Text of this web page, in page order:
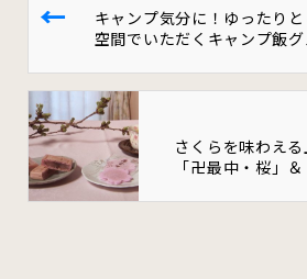
←
キャンプ気分に！ゆったり
空間でいただくキャンプ飯グ
さくらを味わえ
「卍最中・桜」